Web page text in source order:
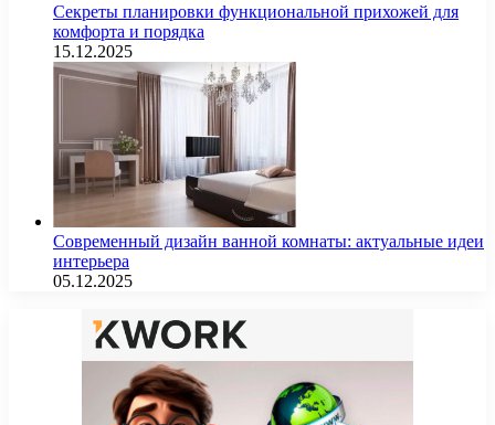
Секреты планировки функциональной прихожей для
комфорта и порядка
15.12.2025
Современный дизайн ванной комнаты: актуальные идеи
интерьера
05.12.2025